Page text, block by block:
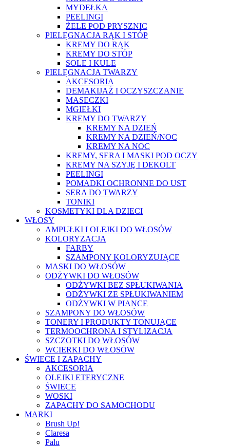
MYDEŁKA
PEELINGI
ŻELE POD PRYSZNIC
PIELĘGNACJA RĄK I STÓP
KREMY DO RĄK
KREMY DO STÓP
SOLE I KULE
PIELĘGNACJA TWARZY
AKCESORIA
DEMAKIJAŻ I OCZYSZCZANIE
MASECZKI
MGIEŁKI
KREMY DO TWARZY
KREMY NA DZIEŃ
KREMY NA DZIEŃ/NOC
KREMY NA NOC
KREMY, SERA I MASKI POD OCZY
KREMY NA SZYJĘ I DEKOLT
PEELINGI
POMADKI OCHRONNE DO UST
SERA DO TWARZY
TONIKI
KOSMETYKI DLA DZIECI
WŁOSY
AMPUŁKI I OLEJKI DO WŁOSÓW
KOLORYZACJA
FARBY
SZAMPONY KOLORYZUJĄCE
MASKI DO WŁOSÓW
ODŻYWKI DO WŁOSÓW
ODŻYWKI BEZ SPŁUKIWANIA
ODŻYWKI ZE SPŁUKIWANIEM
ODŻYWKI W PIANCE
SZAMPONY DO WŁOSÓW
TONERY I PRODUKTY TONUJĄCE
TERMOOCHRONA I STYLIZACJA
SZCZOTKI DO WŁOSÓW
WCIERKI DO WŁOSÓW
ŚWIECE I ZAPACHY
AKCESORIA
OLEJKI ETERYCZNE
ŚWIECE
WOSKI
ZAPACHY DO SAMOCHODU
MARKI
Brush Up!
Claresa
Palu